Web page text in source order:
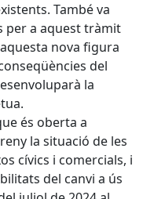
També va
per a aquest tràmit
nova figura
del
la
és oberta a
la situació de les
cívics i comercials, i
del canvi a ús